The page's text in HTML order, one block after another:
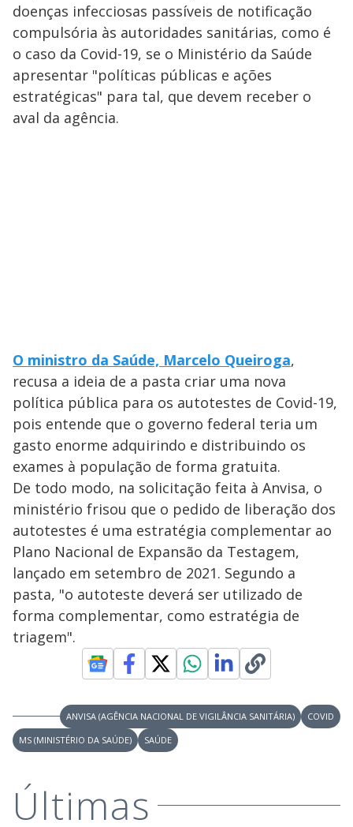
doenças infecciosas passíveis de notificação
compulsória às autoridades sanitárias, como é
o caso da Covid-19, se o Ministério da Saúde
apresentar "políticas públicas e ações
estratégicas" para tal, que devem receber o
aval da agência.
O ministro da Saúde, Marcelo Queiroga,
recusa a ideia de a pasta criar uma nova
política pública para os autotestes de Covid-19,
pois entende que o governo federal teria um
gasto enorme adquirindo e distribuindo os
exames à população de forma gratuita.
De todo modo, na solicitação feita à Anvisa, o
ministério frisou que o pedido de liberação dos
autotestes é uma estratégia complementar ao
Plano Nacional de Expansão da Testagem,
lançado em setembro de 2021. Segundo a
pasta, "o autoteste deverá ser utilizado de
forma complementar, como estratégia de
triagem".
ANVISA (AGÊNCIA NACIONAL DE VIGILÂNCIA SANITÁRIA)
COVID
MS (MINISTÉRIO DA SAÚDE)
SAÚDE
Últimas